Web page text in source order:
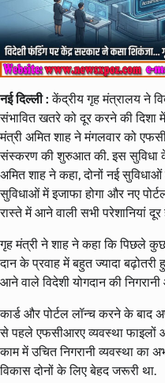
नई दिल्ली : केंद्रीय गृह मंत्रालय ने
संभावित खतरे को दूर करने की दिशा
मंत्री अमित शाह ने मंगलवार को
संस्करण की शुरुआत की. इस सुविधा के
अमित शाह ने कहा, दोनों नई
सुविधाओं में इजाफा होगा और नए
रास्ते में आने वाली सभी परेशानियां दूर
गृह मंत्री ने शाह ने कहा कि पिछले
दान के प्रवाह में बहुत ज्यादा
आने वाले विदेशी योगदान की
कार्ड और पोर्टल लॉन्च करने के बाद
से पहले एफसीआरए व्यवस्था
काम में उचित निगरानी व्यवस्था का
विकास दोनों के लिए बेहद जरूरी था.